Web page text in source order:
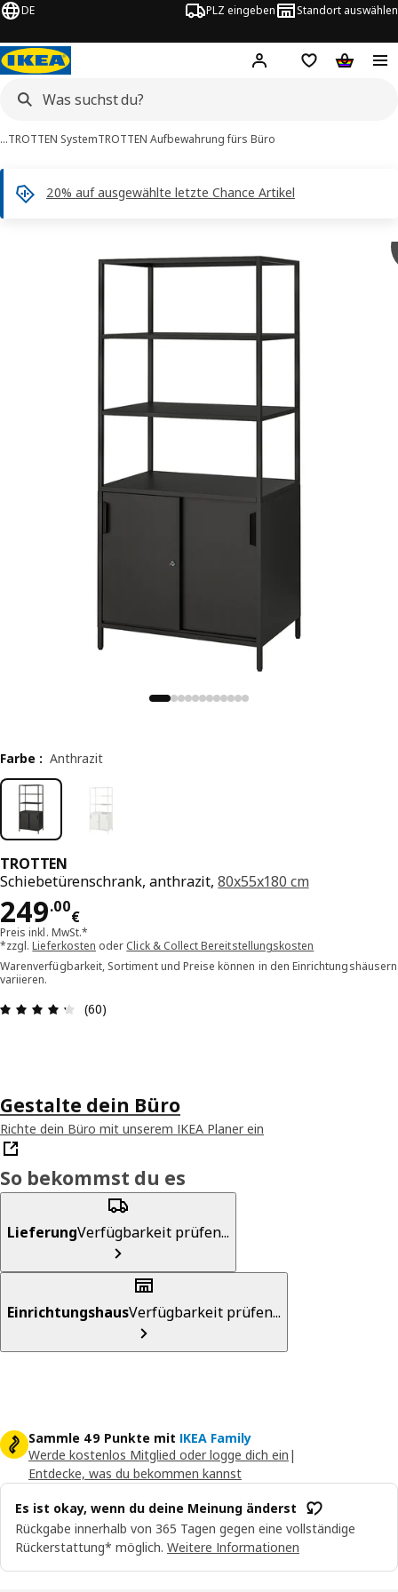
DE PLZ eingeben Standort auswählen
Hej! Hier einloggen
Merkzettel
…TROTTEN SystemTROTTEN Aufbewahrung fürs Büro
20% auf ausgewählte letzte Chance Artikel
TROTTEN
Schiebetürenschrank, anthrazit,80x55x180 cm
249.00
€
Preis 249.00€
Preis inkl. MwSt.*
*zzgl.Lieferkosten oder Click & Collect Bereitstellungskosten
Warenverfügbarkeit, Sortiment und Preise können in den Einrichtungshäusern
variieren.
Bewertung: 4.3 von 5 Sterne Alle Bewertungen:
(60)
Farbe : Anthrazit
Gestalte dein Büro
Richte dein Büro mit unserem IKEA Planer ein
So bekommst du es
LieferungVerfügbarkeit prüfen...
EinrichtungshausVerfügbarkeit prüfen...
Sammle 49 Punkte mit IKEA Family
Werde kostenlos Mitglied oder logge dich ein |
Entdecke, was du bekommen kannst
Es ist okay, wenn du deine Meinung änderst
Rückgabe innerhalb von 365 Tagen gegen eine vollständige
Rückerstattung* möglich. Weitere Informationen